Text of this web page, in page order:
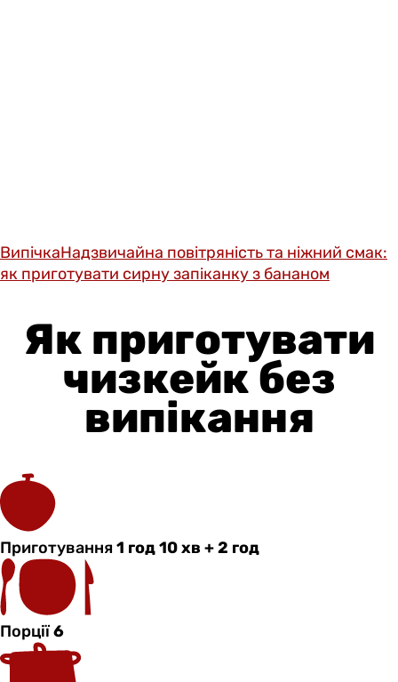
ВипічкаНадзвичайна повітряність та ніжний смак:
як приготувати сирну запіканку з бананом
Як приготувати
чизкейк без
випікання
Приготування1 год 10 хв + 2 год
Порції6